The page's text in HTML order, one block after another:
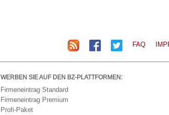
FAQ
WERBEN SIE AUF DEN BZ-PLATTFORMEN:
Firmeneintrag Standard
Firmeneintrag Premium
Profi-Paket